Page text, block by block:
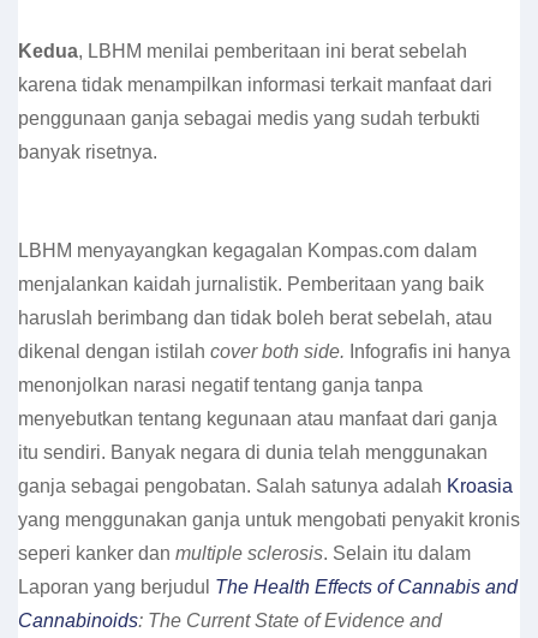
Kedua, LBHM menilai pemberitaan ini berat sebelah
karena tidak menampilkan informasi terkait manfaat dari
penggunaan ganja sebagai medis yang sudah terbukti
banyak risetnya.
LBHM menyayangkan kegagalan Kompas.com dalam
menjalankan kaidah jurnalistik. Pemberitaan yang baik
haruslah berimbang dan tidak boleh berat sebelah, atau
dikenal dengan istilah cover both side. Infografis ini hanya
menonjolkan narasi negatif tentang ganja tanpa
menyebutkan tentang kegunaan atau manfaat dari ganja
itu sendiri. Banyak negara di dunia telah menggunakan
ganja sebagai pengobatan. Salah satunya adalah Kroasia
yang menggunakan ganja untuk mengobati penyakit kronis
seperi kanker dan multiple sclerosis. Selain itu dalam
Laporan yang berjudul The Health Effects of Cannabis and
Cannabinoids: The Current State of Evidence and